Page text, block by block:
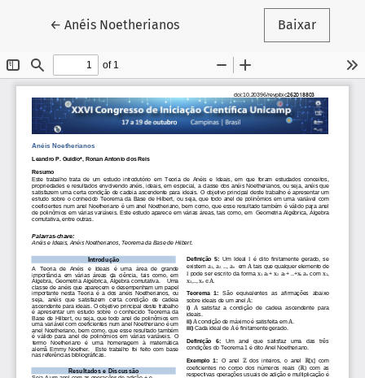
← Voltar aos Detalhes do Artigo
Anéis Noetherianos Baixar